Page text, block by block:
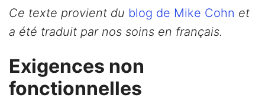
Ce texte provient du blog de Mike Cohn et
a été traduit par nos soins en français.
Exigences non
fonctionnelles